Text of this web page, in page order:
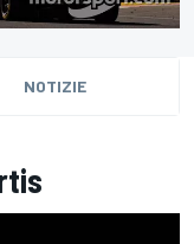
NOTIZIE